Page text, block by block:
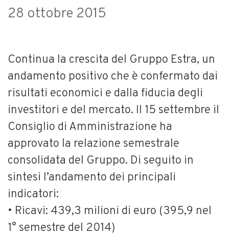
28 ottobre 2015
Continua la crescita del Gruppo Estra, un
andamento positivo che è confermato dai
risultati economici e dalla fiducia degli
investitori e del mercato. Il 15 settembre il
Consiglio di Amministrazione ha
approvato la relazione semestrale
consolidata del Gruppo. Di seguito in
sintesi l’andamento dei principali
indicatori:
• Ricavi: 439,3 milioni di euro (395,9 nel
1° semestre del 2014)